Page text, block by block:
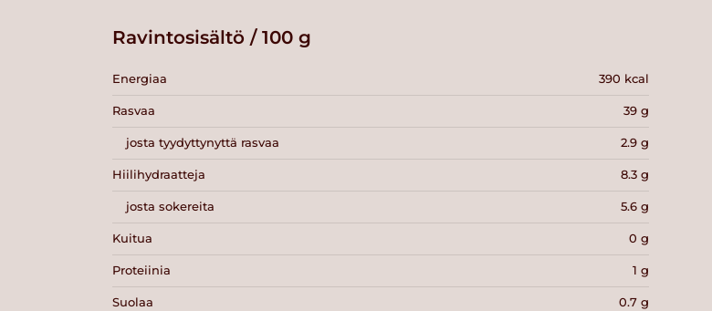
Ravintosisältö / 100 g
Energiaa 390 kcal
Rasvaa 39 g
josta tyydyttynyttä rasvaa 2.9 g
Hiilihydraatteja 8.3 g
josta sokereita 5.6 g
Kuitua 0 g
Proteiinia 1 g
Suolaa 0.7 g